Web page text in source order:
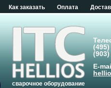
Как заказать Оплата
сварочное оборудование
(495)
(903)
E-